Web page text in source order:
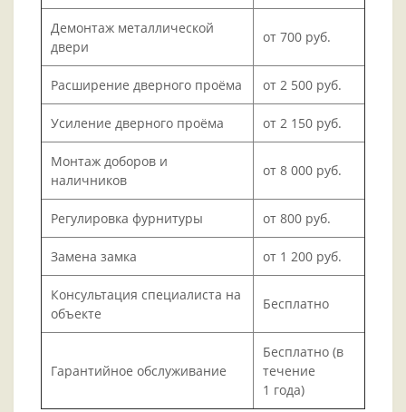
Демонтаж металлической
двери
от 700 руб.
Расширение дверного проёма от 2 500 руб.
Усиление дверного проёма от 2 150 руб.
Монтаж доборов и
наличников
от 8 000 руб.
Регулировка фурнитуры от 800 руб.
Замена замка от 1 200 руб.
Консультация специалиста на
объекте
Бесплатно
Гарантийное обслуживание
Бесплатно (в
течение
1 года)